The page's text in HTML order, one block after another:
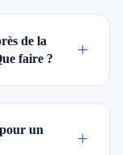
de la
faire ?
+
un
+